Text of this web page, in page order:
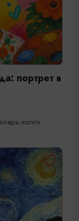
портрет в
холл»